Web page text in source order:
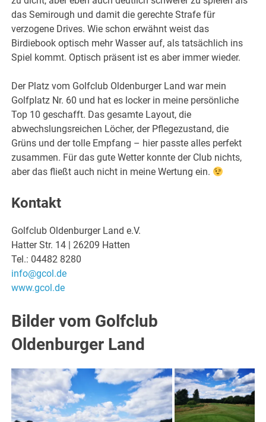
das Semirough und damit die gerechte Strafe für
verzogene Drives. Wie schon erwähnt weist das
Birdiebook optisch mehr Wasser auf, als tatsächlich ins
Spiel kommt. Optisch präsent ist es aber immer wieder.
Der Platz vom Golfclub Oldenburger Land war mein
Golfplatz Nr. 60 und hat es locker in meine persönliche
Top 10 geschafft. Das gesamte Layout, die
abwechslungsreichen Löcher, der Pflegezustand, die
Grüns und der tolle Empfang – hier passte alles perfekt
zusammen. Für das gute Wetter konnte der Club nichts,
aber das fließt auch nicht in meine Wertung ein.
Kontakt
Golfclub Oldenburger Land e.V.
Hatter Str. 14 | 26209 Hatten
Tel.: 04482 8280
info@gcol.de
www.gcol.de
Bilder vom Golfclub
Oldenburger Land